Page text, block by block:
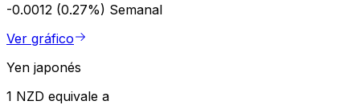
-0.0012 (0.27%) Semanal
Ver gráfico
Yen japonés
1 NZD equivale a